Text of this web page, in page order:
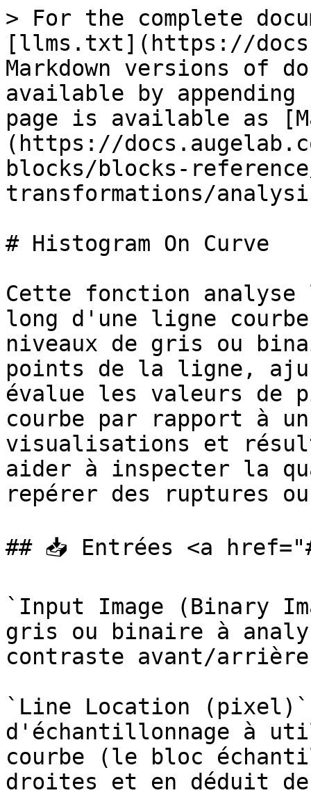
> For the complete
[llms.txt](https://
Markdown versions of
available by
page is available as
(https://
blocks/blocks-
transformations/
# Histogram On Curve
Cette fonction
long d'une ligne
niveaux de gris ou
points de la ligne,
évalue les valeurs de
courbe par rapport à
visualisations et
aider à inspecter la
repérer des ruptures
## 📥 Entrées <a
`Input Image (Binary
gris ou binaire à
contraste avant/
`Line Location (pixel)`
d'échantillonnage à
courbe (le bloc
droites et en déduit